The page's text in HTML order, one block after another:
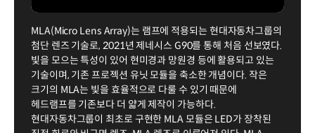
MLA(Micro Lens Array)는 램프에 적용되는 현대자동차그룹의
첨단 렌즈 기술로, 2021년 제네시스 G90를 통해 처음 선보였다.
빛을 모으는 특성이 있어 현미경과 망원경 등에 활용되고 있는
기술이며, 기존 프로젝션 유닛 모듈을 축소한 개념이다. 작은
크기의 MLA는 빛을 효율적으로 다룰 수 있기 때문에
헤드램프를 기존보다 더 얇게 제작이 가능하다.
현대자동차그룹이 최초로 구현한 MLA 모듈은 LED가 장착된